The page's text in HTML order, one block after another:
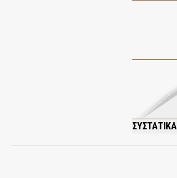
ΣΥΣΤΑΤΙΚΑ
AQUA
OLEIFERA
ACETATE;
SODIUM